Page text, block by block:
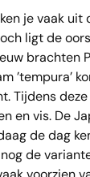
je vaak
ligt de
’tempura’
Tijdens
en vis. De
de dag
de